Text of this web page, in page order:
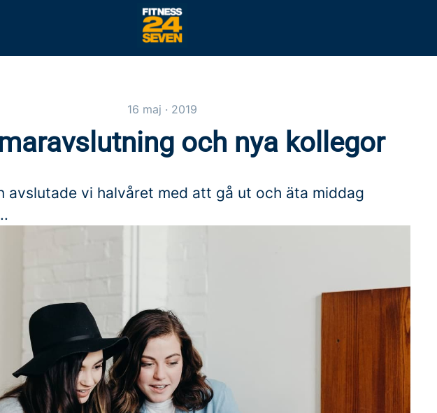
16 maj · 2019
och nya kollegor
avslutade vi halvåret med att gå ut och äta middag